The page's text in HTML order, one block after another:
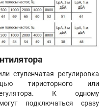
ступенчатая регулировка
тиристорного или
регулятора. К одному
подключаться сразу